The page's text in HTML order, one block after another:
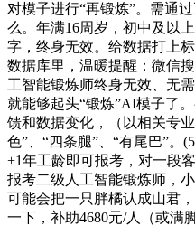
对模子进行“再锻炼”。需通
么。年满16周岁，初中及以
字，终身无效。给数据打上
数据库里，温暖提醒：微信
工智能锻炼师终身无效、无
就能够起头“锻炼”AI模子了
馈和数据变化，（以相关专
色”、“四条腿”、“有尾巴”。
+1年工龄即可报考，对一段
报考二级人工智能锻炼师，
可能会把一只胖橘认成山君
一下，补助4680元/人（或满